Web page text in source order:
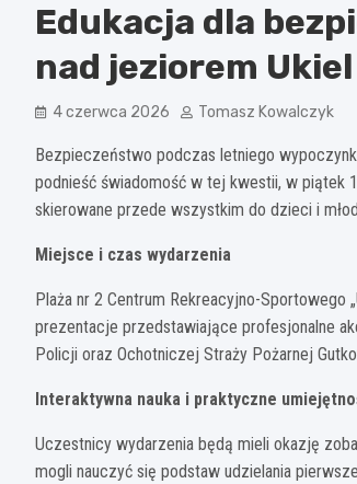
Edukacja dla
nad jeziorem Ukiel
4 czerwca 2026 Tomasz Kowalczyk
Bezpieczeństwo podczas letniego
podnieść świadomość w tej kwestii, w piątek
skierowane przede wszystkim do dzieci i
Miejsce i czas wydarzenia
Plaża nr 2 Centrum Rekreacyjno-Sportowego
prezentacje przedstawiające profesjonalne
Policji oraz Ochotniczej Straży Pożarnej
Interaktywna nauka i praktyczne
Uczestnicy wydarzenia będą mieli okazję
mogli nauczyć się podstaw udzielania